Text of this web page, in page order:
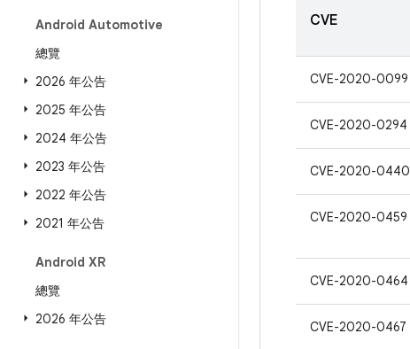
Android Automotive
總覽
2026 年公告
2025 年公告
2024 年公告
2023 年公告
2022 年公告
2021 年公告
Android XR
總覽
2026 年公告
CVE
CVE-2020-0099
CVE-2020-0294
CVE-2020-0440
CVE-2020-0459
CVE-2020-0464
CVE-2020-0467